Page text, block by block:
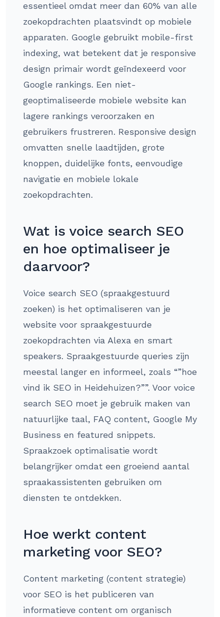
essentieel omdat meer dan 60% van alle
zoekopdrachten plaatsvindt op mobiele
apparaten. Google gebruikt mobile-first
indexing, wat betekent dat je responsive
design primair wordt geïndexeerd voor
Google rankings. Een niet-
geoptimaliseerde mobiele website kan
lagere rankings veroorzaken en
gebruikers frustreren. Responsive design
omvatten snelle laadtijden, grote
knoppen, duidelijke fonts, eenvoudige
navigatie en mobiele lokale
zoekopdrachten.
Wat is voice search SEO
en hoe optimaliseer je
daarvoor?
Voice search SEO (spraakgestuurd
zoeken) is het optimaliseren van je
website voor spraakgestuurde
zoekopdrachten via Alexa en smart
speakers. Spraakgestuurde queries zijn
meestal langer en informeel, zoals “”hoe
vind ik SEO in Heidehuizen?””. Voor voice
search SEO moet je gebruik maken van
natuurlijke taal, FAQ content, Google My
Business en featured snippets.
Spraakzoek optimalisatie wordt
belangrijker omdat een groeiend aantal
spraakassistenten gebruiken om
diensten te ontdekken.
Hoe werkt content
marketing voor SEO?
Content marketing (content strategie)
voor SEO is het publiceren van
informatieve content om organisch